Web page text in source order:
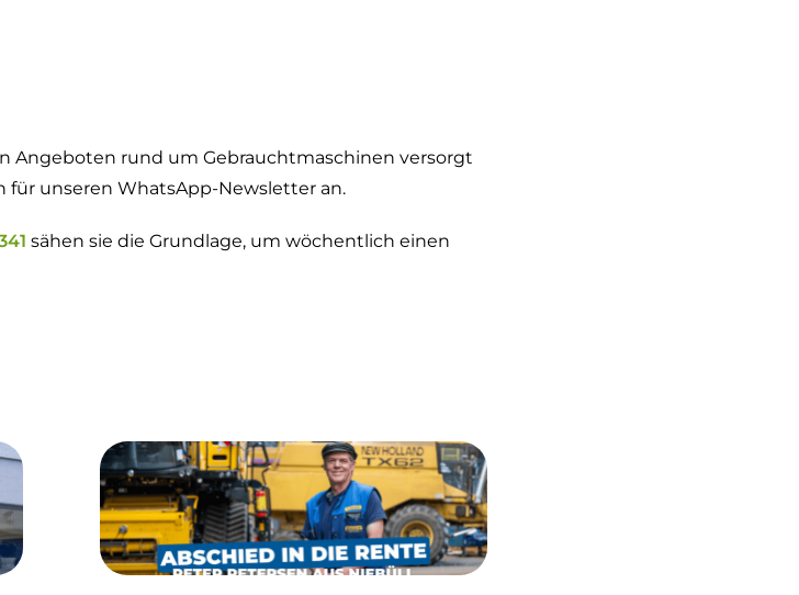
Angeboten rund um Gebrauchtmaschinen versorgt
für unseren WhatsApp-Newsletter an.
sähen sie die Grundlage, um wöchentlich einen